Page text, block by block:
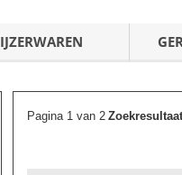
IJZERWAREN
Pagina 1 van 2Zoekresultaat